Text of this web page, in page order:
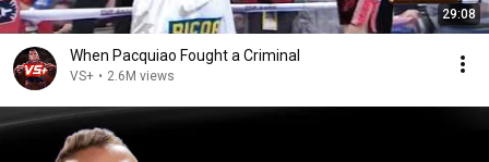
29:08
When Pacquiao Fought a Criminal
VS+ • 2.6M views